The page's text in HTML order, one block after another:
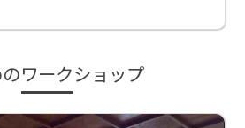
ワークショップ